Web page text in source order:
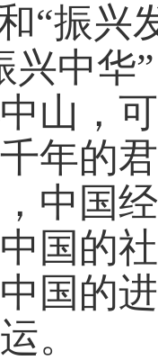
“振兴
兴中华
山，
年的
中国
国的
国的
。